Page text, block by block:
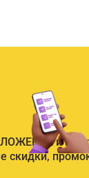
и
скидки,